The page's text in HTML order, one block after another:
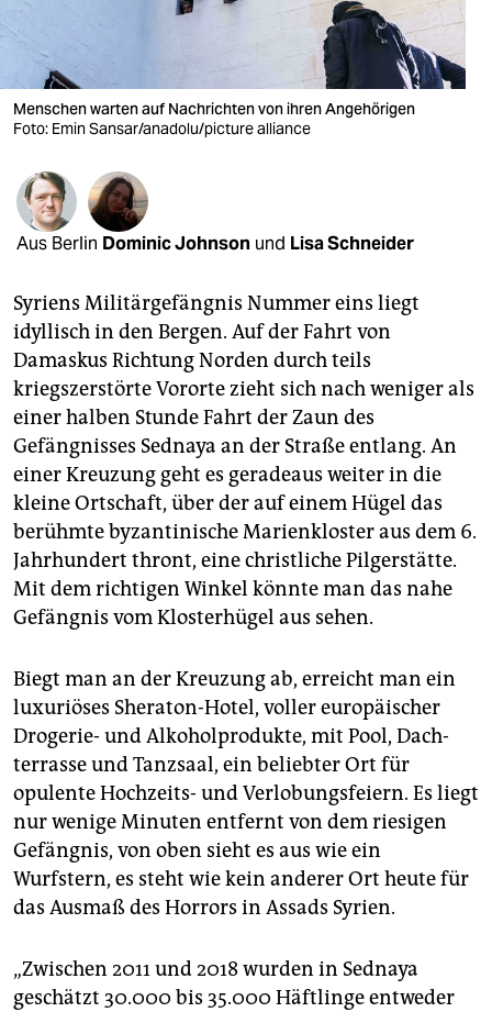
verlag
veranstaltungen
shop
fragen & hilfe
unterstützen
abo
epaper login
Menschen warten auf Nachrichten von ihren Angehörigen
Foto: Emin Sansar/anadolu/picture alliance
Aus Berlin Dominic Johnson und Lisa Schneider
Syriens Militärgefängnis Nummer eins liegt
idyllisch in den Bergen. Auf der Fahrt von
Damaskus Richtung Norden durch teils
kriegszerstörte Vororte zieht sich nach weniger als
einer halben Stunde Fahrt der Zaun des
Gefängnisses Sednaya an der Straße entlang. An
einer Kreuzung geht es geradeaus weiter in die
kleine Ortschaft, über der auf einem Hügel das
berühmte byzantinische Marienkloster aus dem 6.
Jahrhundert thront, eine christliche Pilgerstätte.
Mit dem richtigen Winkel könnte man das nahe
Gefängnis vom Klosterhügel aus sehen.
Biegt man an der Kreuzung ab, erreicht man ein
luxuriöses Sheraton-Hotel, voller europäischer
Drogerie- und Alkoholprodukte, mit Pool, Dach­
terrasse und Tanzsaal, ein beliebter Ort für
opulente Hochzeits- und Verlobungsfeiern. Es liegt
nur wenige Minuten entfernt von dem riesigen
Gefängnis, von oben sieht es aus wie ein
Wurfstern, es steht wie kein anderer Ort heute für
das Ausmaß des Horrors in Assads Syrien.
„Zwischen 2011 und 2018 wurden in Sednaya
geschätzt 30.000 bis 35.000 Häftlinge entweder